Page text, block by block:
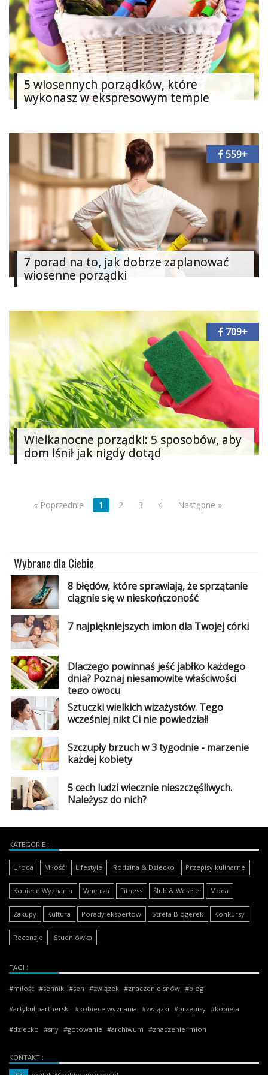
5 wiosennych porządków, które
wykonasz w ekspresowym tempie
7 porad na to, jak dobrze zaplanować
wiosenne porządki
559+
Wielkanocne porządki: 5 sposobów, aby
dom lśnił jak nigdy dotąd
709+
« Poprzednie 1 2 3 4 Następne »
Wybrane dla Ciebie
8 błędów, które sprawiają, że sprzątanie
ciągnie się w nieskończoność
7 najpiękniejszych imion dla Twojej córki
Dlaczego powinnaś jeść jabłko każdego
dnia? Poznaj niesamowite właściwości
tego owocu
Sztuczki wielkich wizażystów. Tego
wcześniej nikt Ci nie powiedział!
Szczupły brzuch w 3 tygodnie - marzenie
każdej kobiety
5 cech ludzi wiecznie nieszczęśliwych.
Należysz do nich?
KATEGORIE
Uroda Miłość Lifestyle Rodzina & Dziecko Przepisy kulinarne
Kobiece Wyznania Wnętrza Fitness Ślub & Wesele Moda
Zakupy Kultura Porady ekspertów Strefa Blogerek Konkursy
Recenzje Studniówka
TAGI
miłość sennik sen związek znaczenie snów blog
artykuł partnerski kobiece wyznania związki przepisy kobieta
dziecko sny gotowanie archiwum znaczenie imion
KONTAKT